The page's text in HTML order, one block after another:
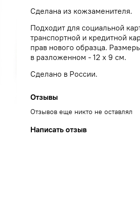
Сделана из кожзаменителя.
Подходит для социальной
транспортной и кредитной
прав нового образца.
в разложенном - 12 х 9 см.
Сделано в России.
Отзывы
Отзывов еще никто не оставлял
Написать отзыв